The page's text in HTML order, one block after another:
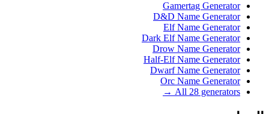
Gamertag Generator
D&D Name Generator
Elf Name Generator
Dark Elf Name Generator
Drow Name Generator
Half-Elf Name Generator
Dwarf Name Generator
Orc Name Generator
All 28 generators →